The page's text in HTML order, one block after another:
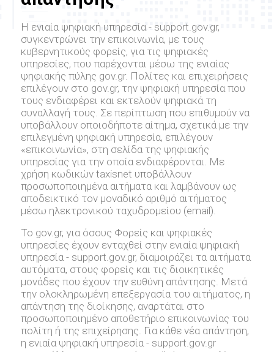
Η ενιαία ψηφιακή υπηρεσία - support.gov.gr,
συγκεντρώνει την επικοινωνία, με τους
κυβερνητικούς φορείς, για τις ψηφιακές
υπηρεσίες, που παρέχονται μέσω της ενιαίας
ψηφιακής πύλης gov.gr. Πολίτες και επιχειρήσεις
επιλέγουν στο gov.gr, την ψηφιακή υπηρεσία που
τους ενδιαφέρει και εκτελούν ψηφιακά τη
συναλλαγή τους. Σε περίπτωση που επιθυμούν να
υποβάλλουν οποιοδήποτε αίτημα, σχετικά με την
επιλεγμένη ψηφιακή υπηρεσία, επιλέγουν
«επικοινωνία», στη σελίδα της ψηφιακής
υπηρεσίας για την οποία ενδιαφέρονται. Με
χρήση κωδικών taxisnet υποβάλλουν
προσωποποιημένα αιτήματα και λαμβάνουν ως
αποδεικτικό τον μοναδικό αριθμό αιτήματος
μέσω ηλεκτρονικού ταχυδρομείου (email).
Το gov.gr, για όσους Φορείς και ψηφιακές
υπηρεσίες έχουν ενταχθεί στην ενιαία ψηφιακή
υπηρεσία - support.gov.gr, διαμοιράζει τα αιτήματα
αυτόματα, στους φορείς και τις διοικητικές
μονάδες που έχουν την ευθύνη απάντησης. Μετά
την ολοκληρωμένη επεξεργασία του αιτήματος, η
απάντηση της διοίκησης, αναρτάται στο
προσωποποιημένο αποθετήριο επικοινωνίας του
πολίτη ή της επιχείρησης. Για κάθε νέα απάντηση,
η ενιαία ψηφιακή υπηρεσία - support.gov.gr